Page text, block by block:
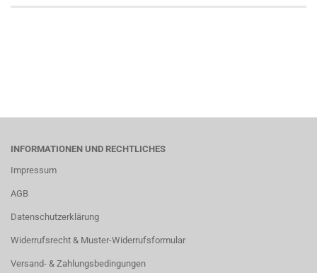
INFORMATIONEN UND RECHTLICHES
Impressum
AGB
Datenschutzerklärung
Widerrufsrecht & Muster-Widerrufsformular
Versand- & Zahlungsbedingungen